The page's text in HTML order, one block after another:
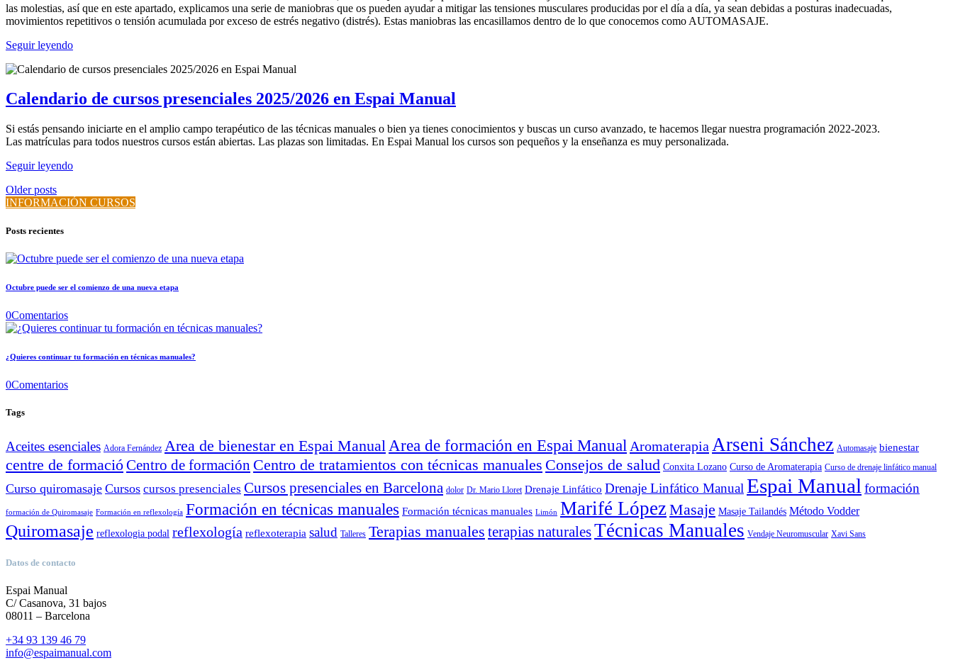
las molestias, así que en este apartado, explicamos una serie de maniobras que os pueden ayudar a mitigar las tensiones musculares producidas por el día a día, ya sean debidas a posturas inadecuadas,
movimientos repetitivos o tensión acumulada por exceso de estrés negativo (distrés). Estas maniobras las encasillamos dentro de lo que conocemos como AUTOMASAJE.
Seguir leyendo
Calendario de cursos presenciales 2025/2026 en Espai Manual
Si estás pensando iniciarte en el amplio campo terapéutico de las técnicas manuales o bien ya tienes conocimientos y buscas un curso avanzado, te hacemos llegar nuestra programación 2022-2023.
Las matrículas para todos nuestros cursos están abiertas. Las plazas son limitadas. En Espai Manual los cursos son pequeños y la enseñanza es muy personalizada.
Seguir leyendo
Older posts
INFORMACIÓN CURSOS
Posts recientes
Octubre puede ser el comienzo de una nueva etapa
0Comentarios
¿Quieres continuar tu formación en técnicas manuales?
0Comentarios
Tags
Aceites esenciales Adora Fernández Area de bienestar en Espai Manual Area de formación en Espai Manual Aromaterapia Arseni Sánchez Automasaje bienestar
centre de formacióCentro de formación Centro de tratamientos con técnicas manuales Consejos de salud Conxita Lozano Curso de Aromaterapia Curso de drenaje linfático manual
Curso quiromasaje Cursos cursos presenciales Cursos presenciales en Barcelona dolor Dr. Mario Lloret Drenaje Linfático Drenaje Linfático Manual Espai Manual formación
formación de Quiromasaje Formación en reflexología Formación en técnicas manuales Formación técnicas manuales Limón Marifé LópezMasaje Masaje Tailandés Método Vodder
Quiromasaje reflexologia podal reflexología reflexoterapia salud Talleres Terapias manuales terapias naturalesTécnicas Manuales Vendaje Neuromuscular Xavi Sans
Datos de contacto
Espai Manual
C/ Casanova, 31 bajos
08011 – Barcelona
+34 93 139 46 79
info@espaimanual.com